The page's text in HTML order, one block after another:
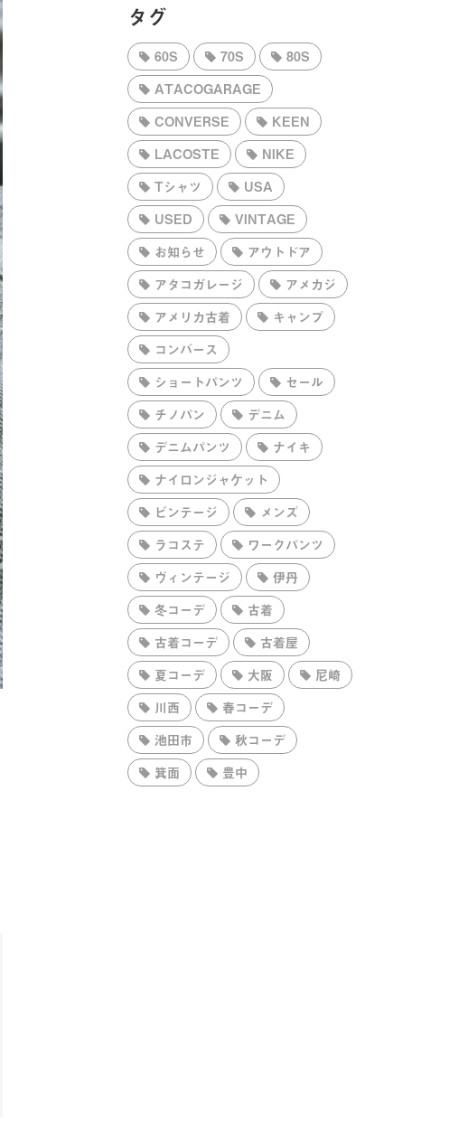
タグ
60S 70S
80S
ATACOGARAGE
CONVERSE
KEEN
LACOSTE
NIKE
Tシャツ
USA
USED
VINTAGE
お知らせ
アウトドア
アタコガレージ
アメカジ
アメリカ古着
キャンプ
コンバース
ショートパンツ
セール
チノパン
デニム
デニムパンツ
ナイキ
ナイロンジャケット
ビンテージ
メンズ
ラコステ
ワークパンツ
ヴィンテージ
伊丹
冬コーデ
古着
古着コーデ
古着屋
夏コーデ
大阪
尼崎
川西
春コーデ
池田市
秋コーデ
箕面
豊中